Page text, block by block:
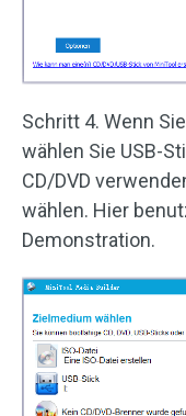
Schritt 4. Wenn
wählen Sie USB-
CD/DVD
wählen. Hier
Demonstration.